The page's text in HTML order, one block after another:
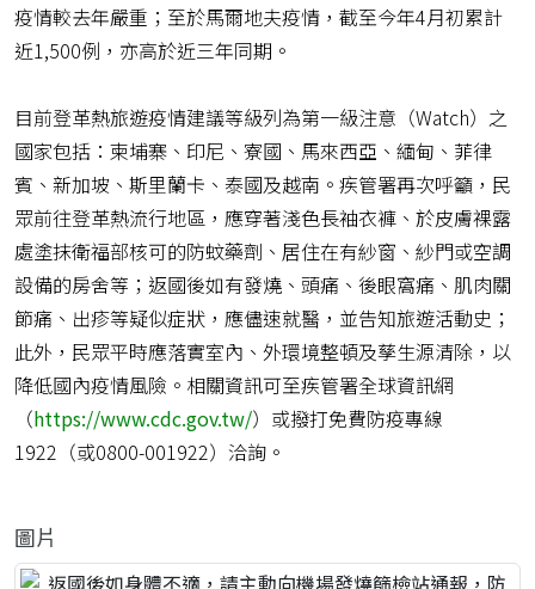
疫情較去年嚴重；至於馬爾地夫疫情，截至今年4月初累計
近1,500例，亦高於近三年同期。
目前登革熱旅遊疫情建議等級列為第一級注意（Watch）之
國家包括：柬埔寨、印尼、寮國、馬來西亞、緬甸、菲律
賓、新加坡、斯里蘭卡、泰國及越南。疾管署再次呼籲，民
眾前往登革熱流行地區，應穿著淺色長袖衣褲、於皮膚裸露
處塗抹衛福部核可的防蚊藥劑、居住在有紗窗、紗門或空調
設備的房舍等；返國後如有發燒、頭痛、後眼窩痛、肌肉關
節痛、出疹等疑似症狀，應儘速就醫，並告知旅遊活動史；
此外，民眾平時應落實室內、外環境整頓及孳生源清除，以
降低國內疫情風險。相關資訊可至疾管署全球資訊網
（https://www.cdc.gov.tw/）或撥打免費防疫專線
1922（或0800-001922）洽詢。
圖片